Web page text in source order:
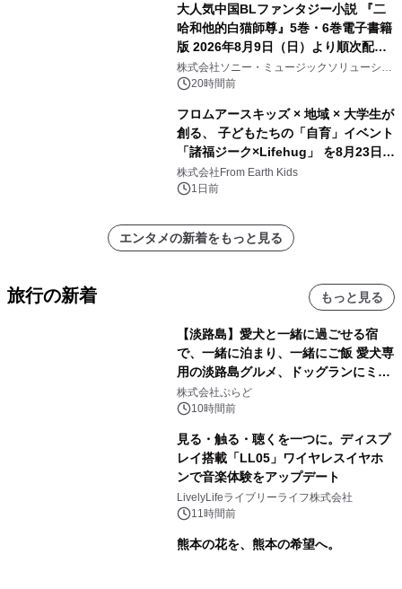
大人気中国BLファンタジー小説 『二
哈和他的白猫師尊』5巻・6巻電子書籍
版 2026年8月9日（日）より順次配信
開始
株式会社ソニー・ミュージックソリューショ
ンズ20時間前
フロムアースキッズ × 地域 × 大学生が
創る、 子どもたちの「自育」イベント
「諸福ジーク×Lifehug」 を8月23日
(日)開催
株式会社From Earth Kids
1日前
エンタメの新着をもっと見る
旅行の新着 もっと見る
【淡路島】愛犬と一緒に過ごせる宿
で、一緒に泊まり、一緒にご飯 愛犬専
用の淡路島グルメ、ドッグランにミニ
プール グランピングとトレーラーハウ
スの2施設で
株式会社ぷらど
10時間前
見る・触る・聴くを一つに。ディスプ
レイ搭載「LL05」ワイヤレスイヤホ
ンで音楽体験をアップデート
LivelyLifeライブリーライフ株式会社
11時間前
熊本の花を、熊本の希望へ。